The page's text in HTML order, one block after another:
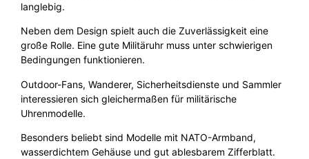
langlebig.
Neben dem Design spielt auch die Zuverlässigkeit eine
große Rolle. Eine gute Militäruhr muss unter schwierigen
Bedingungen funktionieren.
Outdoor-Fans, Wanderer, Sicherheitsdienste und Sammler
interessieren sich gleichermaßen für militärische
Uhrenmodelle.
Besonders beliebt sind Modelle mit NATO-Armband,
wasserdichtem Gehäuse und gut ablesbarem Zifferblatt.